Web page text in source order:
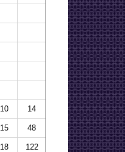
10 14
15 48
18 122